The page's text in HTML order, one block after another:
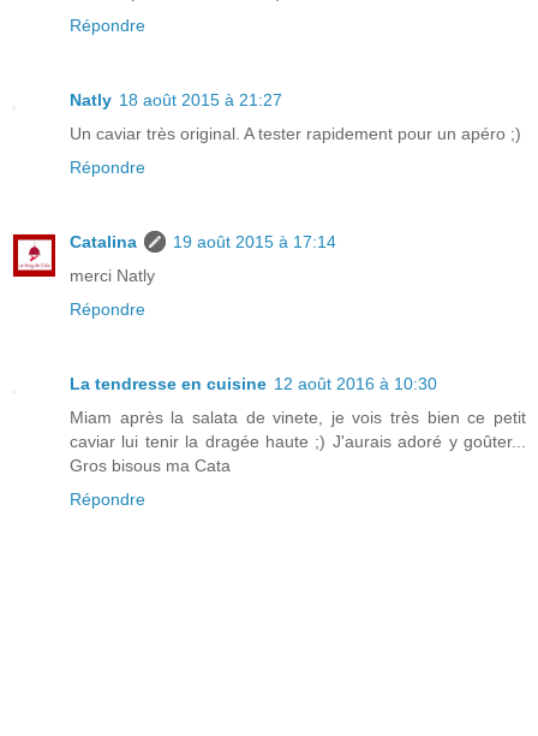
Répondre
Natly 18 août 2015 à 21:27
Un caviar très original. A tester rapidement pour un apéro ;)
Répondre
Catalina
19 août 2015 à 17:14
merci Natly
Répondre
La tendresse en cuisine 12 août 2016 à 10:30
Miam après la salata de vinete, je vois très bien ce petit
caviar lui tenir la dragée haute ;) J'aurais adoré y goûter...
Gros bisous ma Cata
Répondre